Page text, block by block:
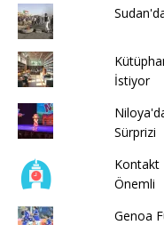
İstiyor
Sürprizi
Kontakt
Önemli
Genoa